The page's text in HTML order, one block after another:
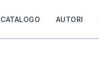
CATALOGO AUTORI